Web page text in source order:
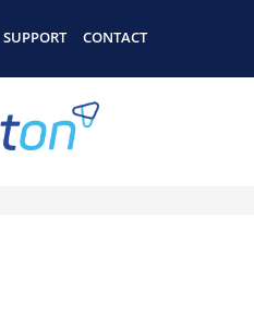
SUPPORT CONTACT